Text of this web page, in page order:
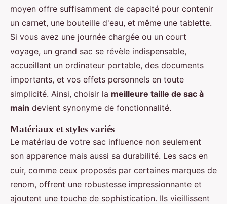
moyen offre suffisamment de capacité pour contenir
un carnet, une bouteille d'eau, et même une tablette.
Si vous avez une journée chargée ou un court
voyage, un grand sac se révèle indispensable,
accueillant un ordinateur portable, des documents
importants, et vos effets personnels en toute
simplicité. Ainsi, choisir la meilleure taille de sac à
main devient synonyme de fonctionnalité.
Matériaux et styles variés
Le matériau de votre sac influence non seulement
son apparence mais aussi sa durabilité. Les sacs en
cuir, comme ceux proposés par certaines marques de
renom, offrent une robustesse impressionnante et
ajoutent une touche de sophistication. Ils vieillissent